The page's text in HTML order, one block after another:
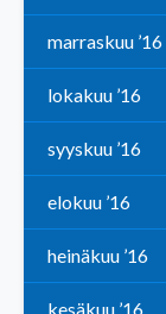
marraskuu ’16
lokakuu ’16
syyskuu ’16
elokuu ’16
heinäkuu ’16
kesäkuu ’16